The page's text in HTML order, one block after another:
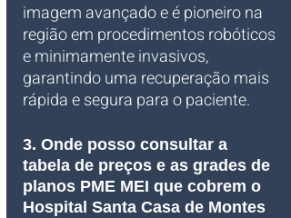
imagem avançado e é pioneiro na
região em procedimentos robóticos
e minimamente invasivos,
garantindo uma recuperação mais
rápida e segura para o paciente.
3. Onde posso consultar a
tabela de preços e as grades de
planos PME MEI que cobrem o
Hospital Santa Casa de Montes